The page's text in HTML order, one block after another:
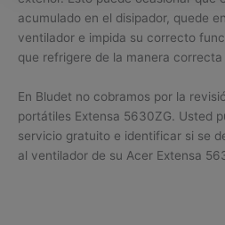
acumulado en el disipador, quede
ventilador e impida su correcto
que refrigere de la manera correcta
En Bludet no cobramos por la
portátiles Extensa 5630ZG. Usted
servicio gratuito e identificar si se
al ventilador de su Acer Extensa